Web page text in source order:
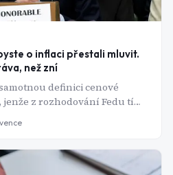
o inflaci přestali mluvit.
než zní
definici cenové
z rozhodování Fedu tím
sazeb v době, kdy akcie